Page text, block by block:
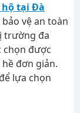
tại Đà
vệ an toàn
trường đa
chọn được
đơn giản.
lựa chọn